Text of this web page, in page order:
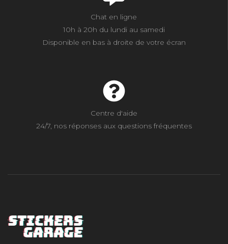
Chat en ligne
10h à 20h du lundi au samedi
Disponible en bas à droite de votre écran
Centre d'aide
24/7, nos réponses aux questions fréquentes